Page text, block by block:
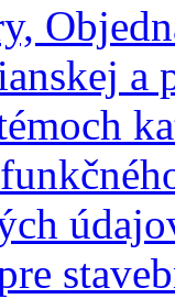
a